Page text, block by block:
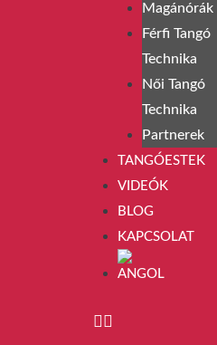
Magánórák
Férfi Tangó
Technika
Női Tangó
Technika
Partnerek
TANGÓESTEK
VIDEÓK
BLOG
KAPCSOLAT